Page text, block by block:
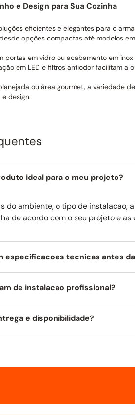
e Design para Sua Cozinha
eficientes e elegantes para o
opções compactas até modelos
portas em vidro ou acabamento em
em LED e filtros antiodor facilitam a
ou área gourmet, a variedade
design.
ideal para o meu projeto?
do ambiente, o tipo de instalacao,
de acordo com o seu projeto e
especificacoes tecnicas antes
de instalacao profissional?
e disponibilidade?